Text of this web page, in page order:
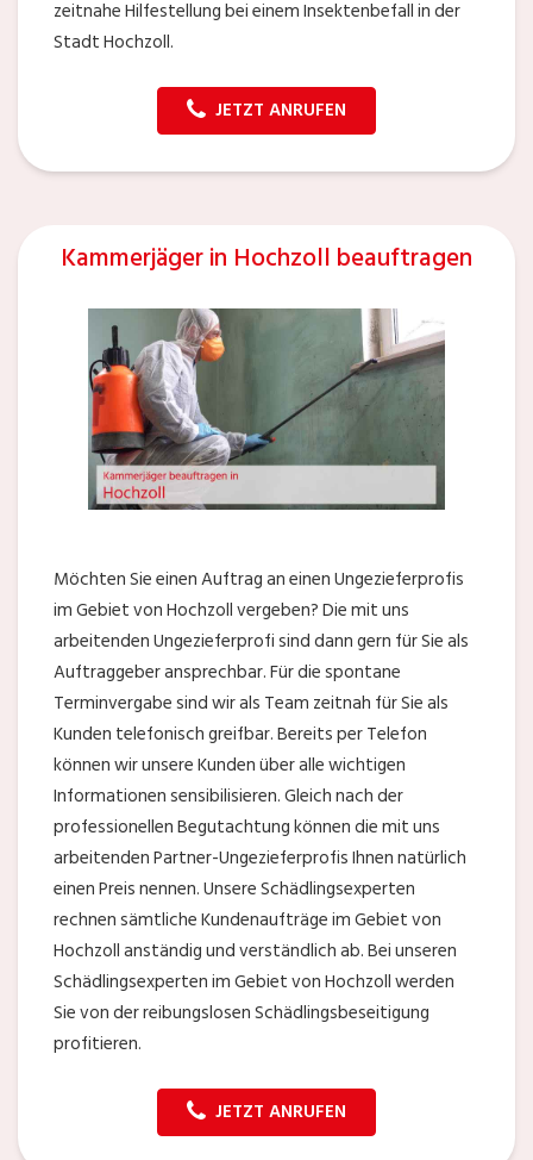
zeitnahe Hilfestellung bei einem Insektenbefall in der
Stadt Hochzoll.
JETZT ANRUFEN
Kammerjäger in Hochzoll beauftragen
Möchten Sie einen Auftrag an einen Ungezieferprofis
im Gebiet von Hochzoll vergeben? Die mit uns
arbeitenden Ungezieferprofi sind dann gern für Sie als
Auftraggeber ansprechbar. Für die spontane
Terminvergabe sind wir als Team zeitnah für Sie als
Kunden telefonisch greifbar. Bereits per Telefon
können wir unsere Kunden über alle wichtigen
Informationen sensibilisieren. Gleich nach der
professionellen Begutachtung können die mit uns
arbeitenden Partner-Ungezieferprofis Ihnen natürlich
einen Preis nennen. Unsere Schädlingsexperten
rechnen sämtliche Kundenaufträge im Gebiet von
Hochzoll anständig und verständlich ab. Bei unseren
Schädlingsexperten im Gebiet von Hochzoll werden
Sie von der reibungslosen Schädlingsbeseitigung
profitieren.
JETZT ANRUFEN